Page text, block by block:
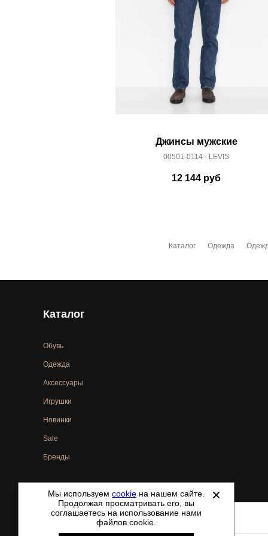
Джинсы мужские
00501-0114 - LEVIS
12 144 руб
Каталог Одежда
Каталог
Обувь
Одежда
Аксессуары
Игрушки
Новинки
Sale
Бренды
©2021-2026 - ShoesTown.ru - все права защищены.
Мы используем cookie на нашем сайте.
Продолжая просматривать его, вы
соглашаетесь на использование нами
файлов cookie.